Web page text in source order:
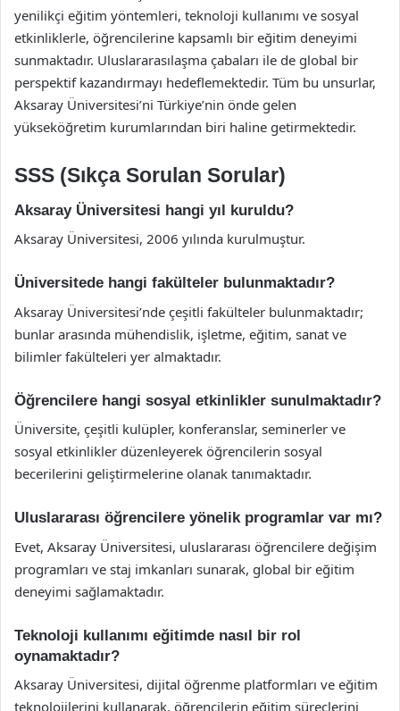
yenilikçi eğitim yöntemleri, teknoloji kullanımı ve sosyal
etkinliklerle, öğrencilerine kapsamlı bir eğitim deneyimi
sunmaktadır. Uluslararasılaşma çabaları ile de global bir
perspektif kazandırmayı hedeflemektedir. Tüm bu unsurlar,
Aksaray Üniversitesi’ni Türkiye’nin önde gelen
yükseköğretim kurumlarından biri haline getirmektedir.
SSS (Sıkça Sorulan Sorular)
Aksaray Üniversitesi hangi yıl kuruldu?
Aksaray Üniversitesi, 2006 yılında kurulmuştur.
Üniversitede hangi fakülteler bulunmaktadır?
Aksaray Üniversitesi’nde çeşitli fakülteler bulunmaktadır;
bunlar arasında mühendislik, işletme, eğitim, sanat ve
bilimler fakülteleri yer almaktadır.
Öğrencilere hangi sosyal etkinlikler sunulmaktadır?
Üniversite, çeşitli kulüpler, konferanslar, seminerler ve
sosyal etkinlikler düzenleyerek öğrencilerin sosyal
becerilerini geliştirmelerine olanak tanımaktadır.
Uluslararası öğrencilere yönelik programlar var mı?
Evet, Aksaray Üniversitesi, uluslararası öğrencilere değişim
programları ve staj imkanları sunarak, global bir eğitim
deneyimi sağlamaktadır.
Teknoloji kullanımı eğitimde nasıl bir rol
oynamaktadır?
Aksaray Üniversitesi, dijital öğrenme platformları ve eğitim
teknolojilerini kullanarak, öğrencilerin eğitim süreçlerini